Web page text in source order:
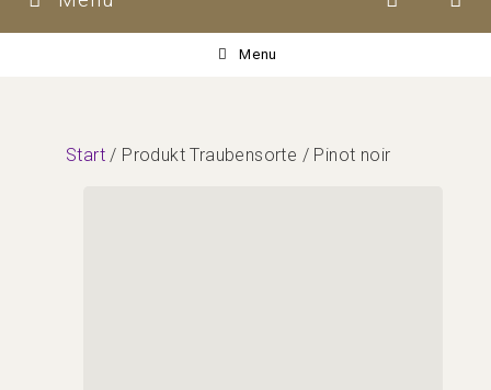
Menu
Start / Produkt Traubensorte / Pinot noir